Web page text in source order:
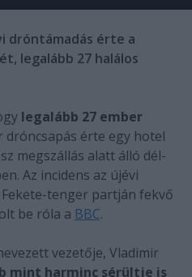
dróntámadás érte a
legalább 27 halálos
legalább 27 ember
dróncsapás érte egy hotel
megszállás alatt álló dél-
Az incidens az újévi
tenger partján fekvő
be róla a BBC.
vezetője, Vladimir
mint harminc sérültje is